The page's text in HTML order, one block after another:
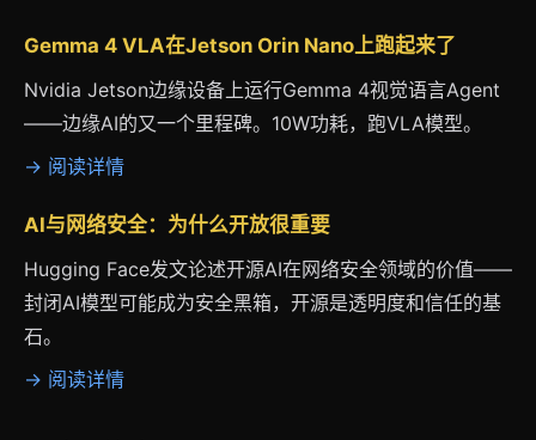
Gemma 4 VLA在Jetson Orin Nano上跑起来了
Nvidia Jetson边缘设备上运行Gemma 4视觉语言Agent
——边缘AI的又一个里程碑。10W功耗，跑VLA模型。
→ 阅读详情
AI与网络安全：为什么开放很重要
Hugging Face发文论述开源AI在网络安全领域的价值——
封闭AI模型可能成为安全黑箱，开源是透明度和信任的基
石。
→ 阅读详情